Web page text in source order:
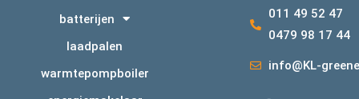
batterijen
laadpalen
warmtepompboiler
011 49 52 47
0479 98 17 44
info@KL-